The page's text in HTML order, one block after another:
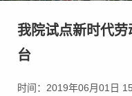
我院试点新时代
台
时间：2019年06月01日